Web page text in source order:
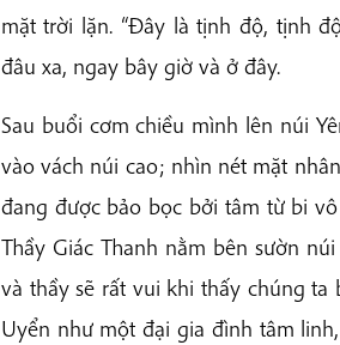
mặt trời lặn. “Đây là tịnh độ, tịnh
đâu xa, ngay bây giờ và ở đây.
Sau buổi cơm chiều mình lên núi
vào vách núi cao; nhìn nét mặt
đang được bảo bọc bởi tâm từ bi
Thầy Giác Thanh nằm bên sườn
và thầy sẽ rất vui khi thấy chúng
Uyển như một đại gia đình tâm